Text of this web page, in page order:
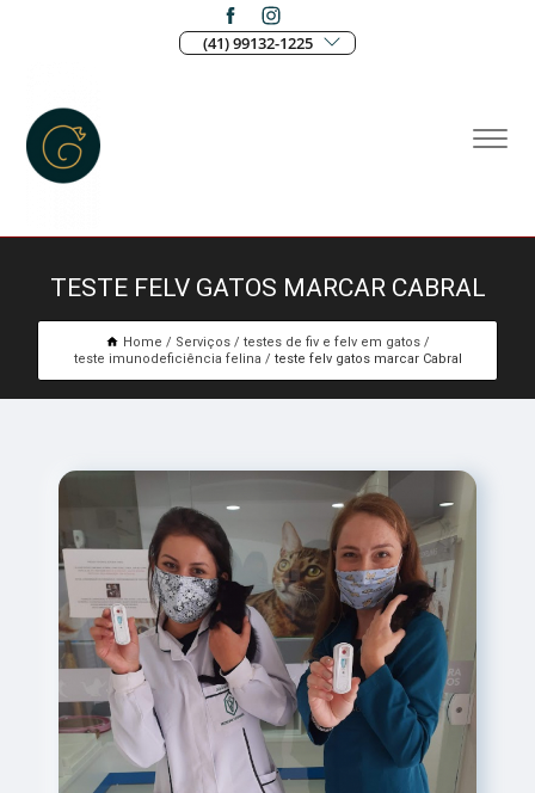
(41) 99132-1225
TESTE FELV GATOS MARCAR CABRAL
Home Serviços
testes de fiv e felv em gatos
teste imunodeficiência felina
teste felv gatos marcar Cabral